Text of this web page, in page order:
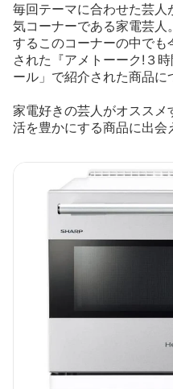
毎回テーマに合わせた芸人
気コーナーである家電芸
するこのコーナーの中で
された『アメトーーク!３
ール」で紹介された商品に
家電好きの芸人がオスス
活を豊かにする商品に出会